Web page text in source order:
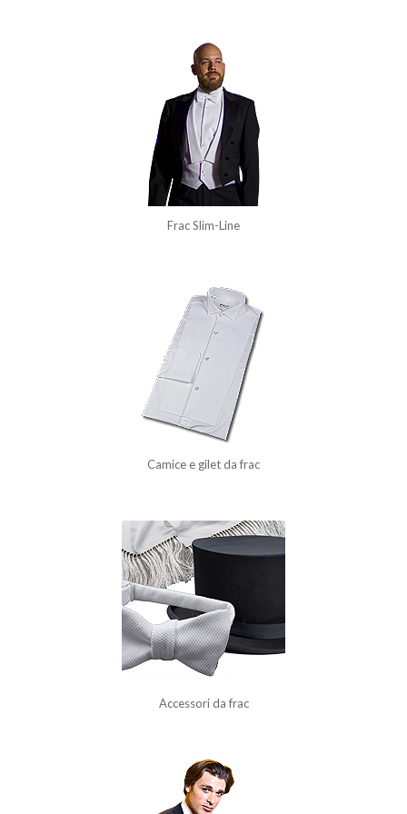
Frac Slim-Line
Camice e gilet da frac
Accessori da frac